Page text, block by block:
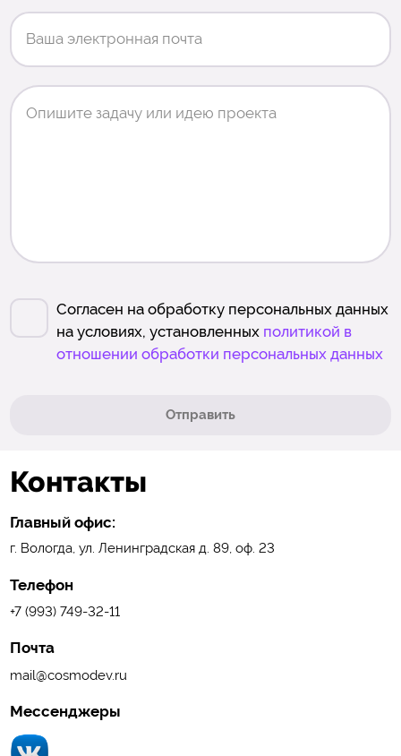
Согласен на обработку персональных данных
на условиях, установленных политикой в
отношении обработки персональных данных
Отправить
Контакты
Главный офис:
г. Вологда, ул. Ленинградская д. 89, оф. 23
Телефон
+7 (993) 749-32-11
Почта
mail@cosmodev.ru
Мессенджеры